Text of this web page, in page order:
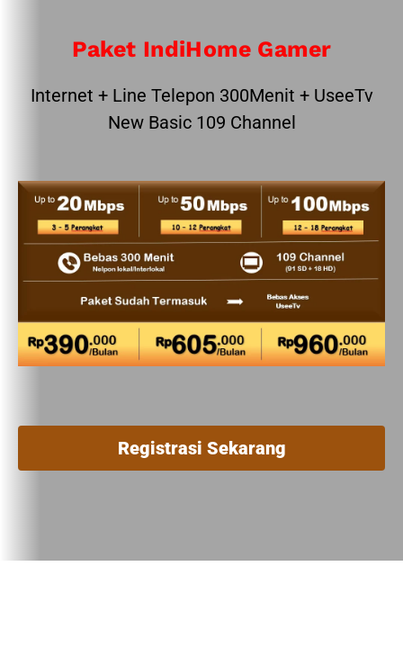
Paket IndiHome Gamer
Internet + Line Telepon 300Menit + UseeTv
New Basic 109 Channel
Registrasi Sekarang